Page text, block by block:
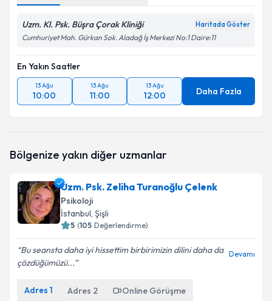
Uzm. Kl. Psk. Büşra Çorak Kliniği Haritada Göster
Cumhuriyet Mah. Gürkan Sok. Aladağ İş Merkezi No:1 Daire:11
En Yakın Saatler
13 Ağu
10:00
13 Ağu
11:00
13 Ağu
12:00 Daha Fazla
Bölgenize yakın diğer uzmanlar
Uzm. Psk. Zeliha Turanoğlu Çelenk
Psikoloji
İstanbul, Şişli
5 (105 Değerlendirme)
Bu seansta daha iyi hissettim birbirimizin dilini daha da
çözdüğümüzü...
Devamı
Adres 1 Adres 2 Online Görüşme